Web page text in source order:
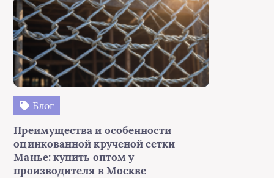
Блог
Преимущества и особенности
оцинкованной крученой сетки
Манье: купить оптом у
производителя в Москве